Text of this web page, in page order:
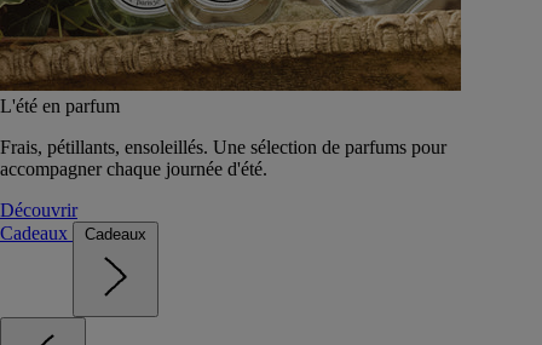
L'été en parfum
Frais, pétillants, ensoleillés. Une sélection de parfums pour
accompagner chaque journée d'été.
Découvrir
Cadeaux
Cadeaux